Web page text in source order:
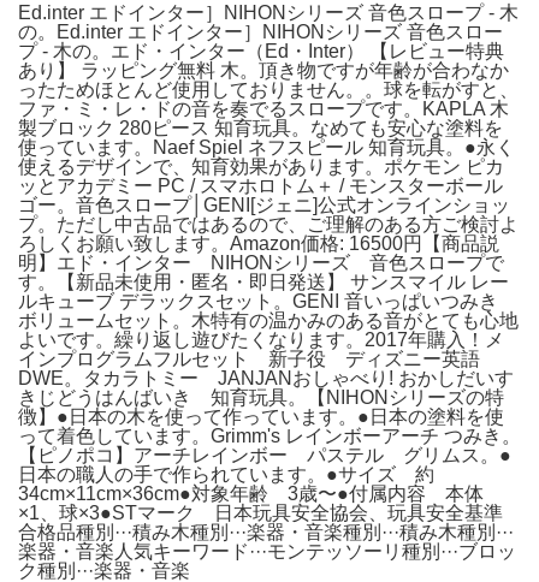
Ed.inter エドインター］NIHONシリーズ 音色スロープ - 木
の。Ed.inter エドインター］NIHONシリーズ 音色スロー
プ - 木の。エド・インター（Ed・Inter） 【レビュー特典
あり】 ラッピング無料 木。頂き物ですが年齢が合わなか
ったためほとんど使用しておりません。。球を転がすと、
ファ・ミ・レ・ドの音を奏でるスロープです。KAPLA 木
製ブロック 280ピース 知育玩具。なめても安心な塗料を
使っています。Naef Spiel ネフスピール 知育玩具。●永く
使えるデザインで、知育効果があります。ポケモン ピカ
ッとアカデミー PC / スマホロトム＋ / モンスターボール
ゴー。音色スロープ│GENI[ジェニ]公式オンラインショッ
プ。ただし中古品ではあるので、ご理解のある方ご検討よ
ろしくお願い致します。Amazon価格: 16500円【商品説
明】エド・インター NIHONシリーズ 音色スロープで
す。【新品未使用・匿名・即日発送】 サンスマイル レー
ルキューブ デラックスセット。GENI 音いっぱいつみき
ボリュームセット。木特有の温かみのある音がとても心地
よいです。繰り返し遊びたくなります。2017年購入！メ
インプログラムフルセット 新子役 ディズニー英語
DWE。タカラトミー JANJANおしゃべり! おかしだいす
きじどうはんばいき 知育玩具。【NIHONシリーズの特
徴】●日本の木を使って作っています。●日本の塗料を使
って着色しています。Grimm's レインボーアーチ つみき。
【ピノポコ】アーチレインボー パステル グリムス。●
日本の職人の手で作られています。●サイズ 約
34cm×11cm×36cm●対象年齢 3歳〜●付属内容 本体
×1、球×3●STマーク 日本玩具安全協会、玩具安全基準
合格品種別···積み木種別···楽器・音楽種別···積み木種別···
楽器・音楽人気キーワード···モンテッソーリ種別···ブロッ
ク種別···楽器・音楽